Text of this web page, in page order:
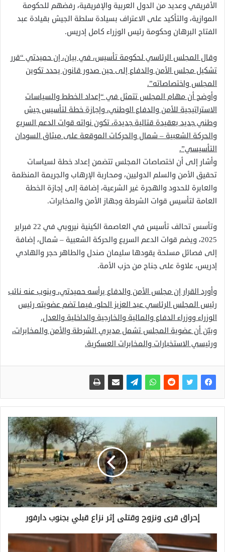
الأفريقي وعديد من الدول العربية والإفريقية، رفضهم للحكومة
الموازية، والتأكيد على الاعتراف بسيادة سلطة الجيش بقيادة عبد
الفتاح البرهان وحكومة رئيس الوزراء كامل إدريس.
وقال المجلس الرئاسي لحكومة تأسيس، في بيان، إن حميدتي “قرر
تشكيل مجلس الأمن والدفاع إلى حين صدور قانون يحدد تكوين
المجلس واختصاصاته”.
وأوضح أن مهام المجلس تتمثل في “إعداد الخطط والسياسات
الاستراتيجية للأمن والدفاع الوطني، وإجازة خطة لتأسيس جيش
وطني جديد بعقيدة قتالية جديدة، تكون نواته قوات الدعم السريع
والحركة الشعبية – شمال والحركات الموقعة على ميثاق السودان
التأسيسي”.
وأشار إلى أن اختصاصات المجلس تتضمن إعداد خطة لسياسات
تحقيق الأمن والسلم الدوليين، ومحاربة الإرهاب والجريمة المنظمة
والعابرة للحدود والهجرة غير الشرعية، إضافة إلى إجازة الخطة
العامة لتأسيس قوات الشرطة وجهاز الأمن والمخابرات.
وتأسس تحالف تأسيس في العاصمة الكينية نيروبي في 22 فبراير
2025، ويضم قوات الدعم السريع والحركة الشعبية – شمال، إضافة
إلى فصائل مسلحة يقودها سليمان صندل والطاهر حجر والهادي
إدريس، علاوة على جناح من حزب الأمة.
وأورد القرار إن مجلس الأمن والدفاع يرأسه حميدتي، وينوب عنه نائب
رئيس المجلس الرئاسي عبد العزيز الحلو، فيما تضم عضويته رئيس
الوزراء ووزراء الدفاع والمالية والخارجية والداخلية والعدل.
وبيّن أن عضوية المجلس تشمل مديري الشرطة والأمن والمخابرات،
ورئيسي الاستخبارات والمخابرات العسكرية.
إحراق قرى ونزوح وقتلى إثر نزاع قبلي بجنوب دارفور